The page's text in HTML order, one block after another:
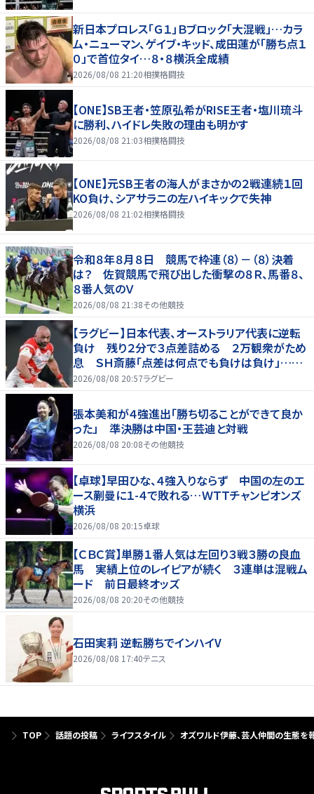
新日本プロレス「Ｇ１」Ｂブロック「大混戦」…カラ
ム・ニューマン、ゲイブ・キッド、成田蓮が「勝ち点１
０」で首位タイ…８・８横浜全成績
2026/08/08 21:20相撲格闘技
【ONE】SB王者・笠原弘希がRISE王者・塩川琉斗
に勝利、ハイドレ失敗の理由も明かす
2026/08/08 21:03相撲格闘技
【ONE】元SB王者の海人がまさかの２戦連続１回
KO負け、シアサラニの左ハイキックで失神
2026/08/08 21:02相撲格闘技
令和８年８月８日 競馬で枠連（８）－（８）決着
は？ 佐賀競馬で飛び出した衝撃の８Ｒ、馬番８、
８番人気のＶ
2026/08/08 21:38その他競技
【ラグビー】日本代表、オーストラリア代表に逆転
負け 残り２分で３点差詰める ２万観衆がため
息 ＳＨ斎藤「点差は何点でも負けは負け」…前
半にＳＯ伊藤龍が先制トライ、３２ー３５で惜敗
2026/08/08 20:57ラグビー
張本美和が４強進出「勝ち切ることができて良か
った」 準決勝は中国・王芸迪と対戦
2026/08/08 20:08その他競技
【卓球】早田ひな、４強入りならず 中国の左のエ
ース蒯曼に１-４で敗れる…ＷＴＴチャンピオンズ
横浜
2026/08/08 20:15卓球
【ＣＢＣ賞】単勝１番人気は左回り３戦３勝の良血
馬 実績上位のレイピアが続く ３連単は混戦ム
ード 前日最終オッズ
2026/08/08 20:20その他競技
石田実莉 逆転勝ちでインハイV
2026/08/08 17:40テニス
TOP 話題の投稿 ライフスタイル オズワルド伊藤、芸人仲間の生態を